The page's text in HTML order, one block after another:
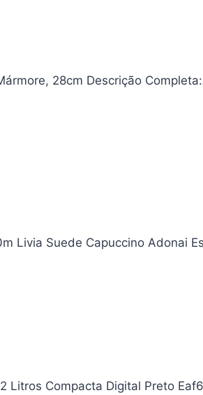
28cm Descrição
Livia Suede Capuccino Adonai
Litros Compacta Digital Preto